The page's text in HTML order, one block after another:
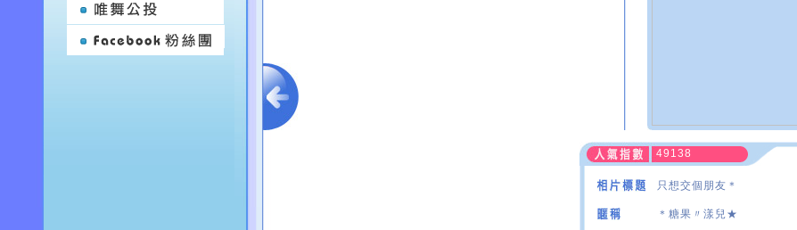
49138
只想交個朋友＊
＊糖果〃漾兒★